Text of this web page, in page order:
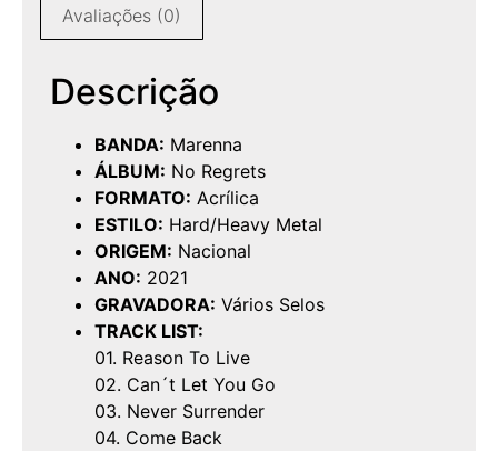
Avaliações (0)
Descrição
BANDA: Marenna
ÁLBUM: No Regrets
FORMATO: Acrílica
ESTILO: Hard/Heavy Metal
ORIGEM: Nacional
ANO: 2021
GRAVADORA: Vários Selos
TRACK LIST:
01. Reason To Live
02. Can´t Let You Go
03. Never Surrender
04. Come Back